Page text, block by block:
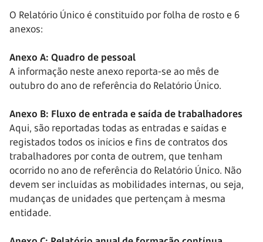
O Relatório Único é constituído por folha de rosto e 6
anexos:
Anexo A: Quadro de pessoal
A informação neste anexo reporta-se ao mês de
outubro do ano de referência do Relatório Único.
Anexo B: Fluxo de entrada e saída de trabalhadores
Aqui, são reportadas todas as entradas e saídas e
registados todos os inícios e fins de contratos dos
trabalhadores por conta de outrem, que tenham
ocorrido no ano de referência do Relatório Único. Não
devem ser incluídas as mobilidades internas, ou seja,
mudanças de unidades que pertençam à mesma
entidade.